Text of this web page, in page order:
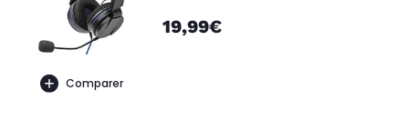
Comparer
19,99€